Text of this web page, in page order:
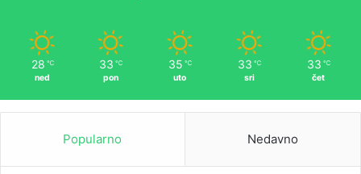
28 ℃
ned
33 ℃
pon
35 ℃
uto
33 ℃
sri
33 ℃
čet
Popularno Nedavno